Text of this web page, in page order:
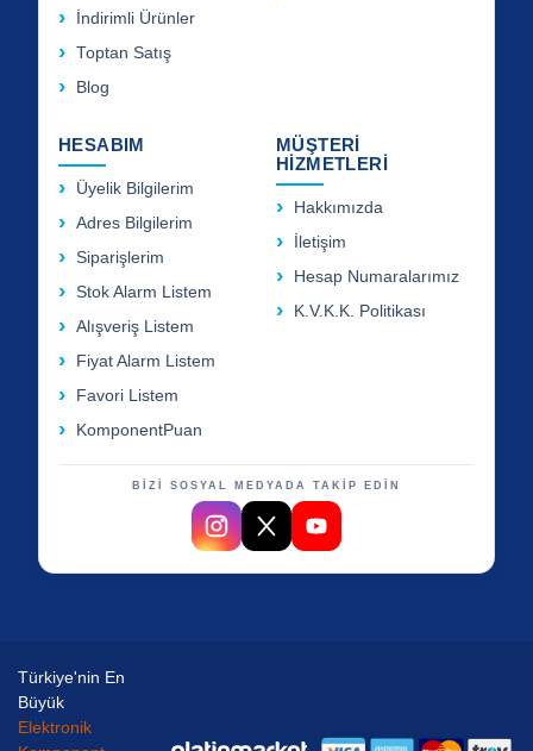
İndirimli Ürünler
Toptan Satış
Blog
HESABIM
Üyelik Bilgilerim
Adres Bilgilerim
Siparişlerim
Stok Alarm Listem
Alışveriş Listem
Fiyat Alarm Listem
Favori Listem
KomponentPuan
MÜŞTERİ
HİZMETLERİ
Hakkımızda
İletişim
Hesap Numaralarımız
K.V.K.K. Politikası
BİZİ SOSYAL MEDYADA TAKİP EDİN
Türkiye'nin En
Büyük
Elektronik